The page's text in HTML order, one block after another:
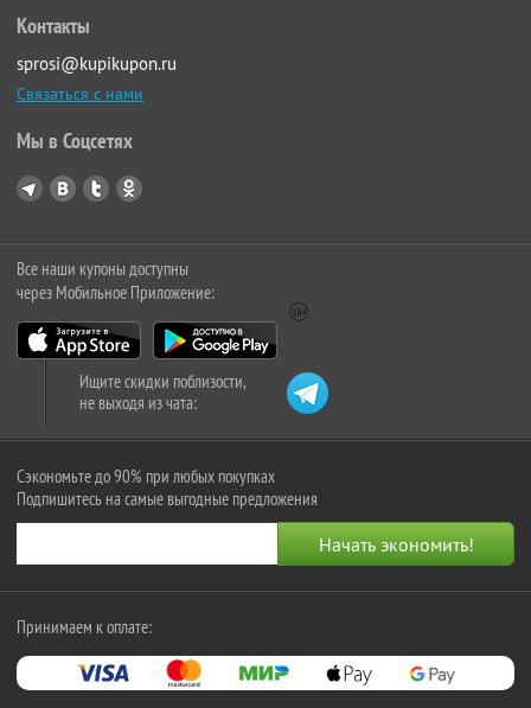
Контакты
sprosi@kupikupon.ru
Связаться с нами
Мы в Соцсетях
Все наши купоны доступны
через Мобильное Приложение:
Ищите скидки поблизости,
не выходя из чата:
Сэкономьте до 90% при любых покупках
Подпишитесь на самые выгодные предложения
Принимаем к оплате: